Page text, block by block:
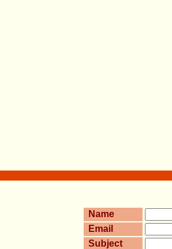
Name
Email
Subject